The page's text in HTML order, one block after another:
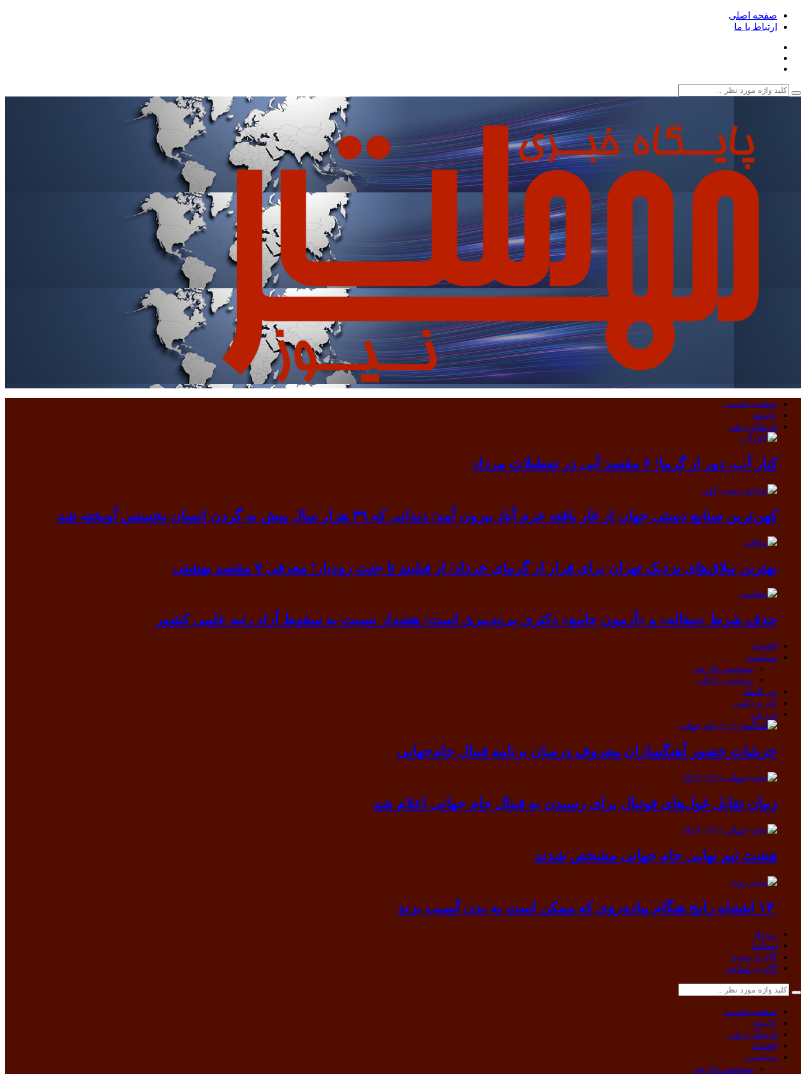
صفحه اصلی
ارتباط با ما
صفحه نخست
جامعه
فرهنگ و هنر
کنار آب، دور از گرما؛ ۶ مقصد آبی در تعطیلات مرداد
کهن‌ترین صنایع دستی جهان از غار یافته خرم آباد بیرون آمد/ دندانی که ۳۹ هزار سال پیش به گردن انسان نخستین آویخته شد
بهترین ییلاق‌های نزدیک تهران برای فرار از گرمای خرداد/ از فیلبند تا جنت رودبار؛ معرفی ۷ مقصد بهشتی
حذف شرط «مقاله» و «آزمون جامع» دکتری بی‌تدبیری است/ هشدار نسبت به سقوط آزاد رتبه علمی کشور
اقتصاد
سیاست
سیاست خارجی
سیاست داخلی
بین الملل
کار و دانش
ورزش
جزیئیات حضور آهنگسازان معروف درمیان برنامه فینال جام‌جهانی
زمان تقابل غول‌های فوتبال برای رسیدن به فینال جام جهانی اعلام شد
هشت تیم نهایی جام جهانی مشخص شدند
۱۳ اشتباه رایج هنگام پیاده‌روی که ممکن است به بدن آسیب بزند
رویداد
استانها
گالری ویدیو
گالری تصاویر
صفحه نخست
جامعه
فرهنگ و هنر
اقتصاد
سیاست
سیاست خارجی